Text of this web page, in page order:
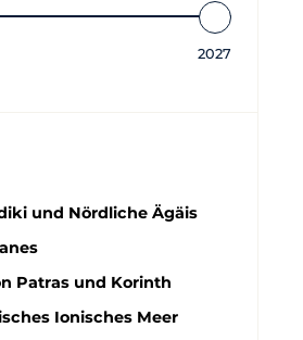
2027
und Nördliche Ägäis
Patras und Korinth
Ionisches Meer